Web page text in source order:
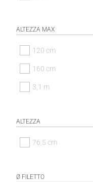
ALTEZZA MAX
120 cm
160 cm
3,1 m
ALTEZZA
76,5 cm
Ø FILETTO